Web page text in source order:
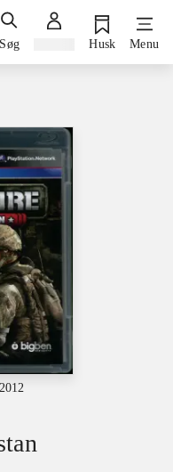
Søg Husk Menu